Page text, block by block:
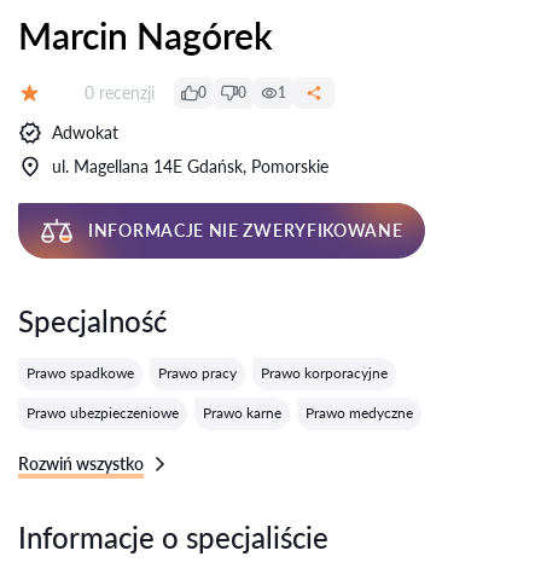
Marcin Nagórek
Recenzji:
0 recenzji 0 0 1
Adwokat
ul. Magellana 14E Gdańsk, Pomorskie
INFORMACJE NIE ZWERYFIKOWANE
Specjalność
Prawo spadkowe Prawo pracy Prawo korporacyjne
Prawo ubezpieczeniowe Prawo karne Prawo medyczne
Rozwiń wszystko
Informacje o specjaliście